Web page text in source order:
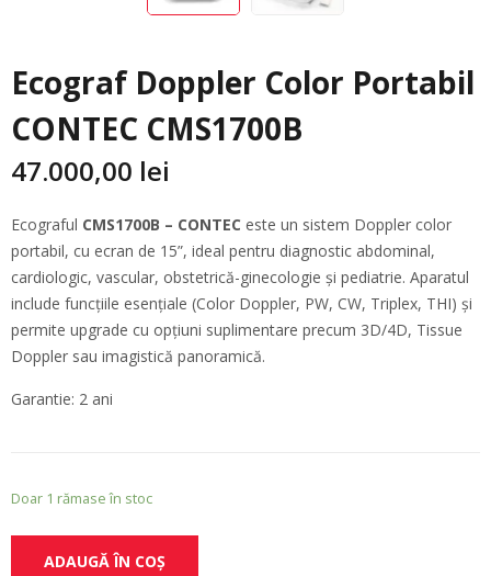
Ecograf Doppler Color Portabil
CONTEC CMS1700B
47.000,00 lei
Ecograful CMS1700B – CONTEC este un sistem Doppler color
portabil, cu ecran de 15”, ideal pentru diagnostic abdominal,
cardiologic, vascular, obstetrică-ginecologie și pediatrie. Aparatul
include funcțiile esențiale (Color Doppler, PW, CW, Triplex, THI) și
permite upgrade cu opțiuni suplimentare precum 3D/4D, Tissue
Doppler sau imagistică panoramică.
Garantie: 2 ani
Doar 1 rămase în stoc
ADAUGĂ ÎN COȘ